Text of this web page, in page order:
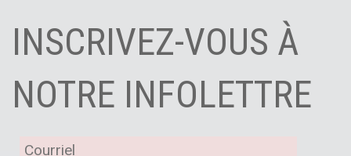
INSCRIVEZ-VOUS À
NOTRE INFOLETTRE